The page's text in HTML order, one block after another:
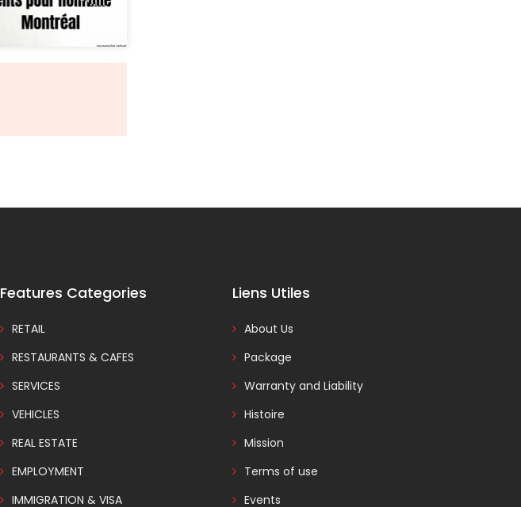
Features Categories
RETAIL
RESTAURANTS & CAFES
SERVICES
VEHICLES
REAL ESTATE
EMPLOYMENT
IMMIGRATION & VISA
Liens Utiles
About Us
Package
Warranty and Liability
Histoire
Mission
Terms of use
Events